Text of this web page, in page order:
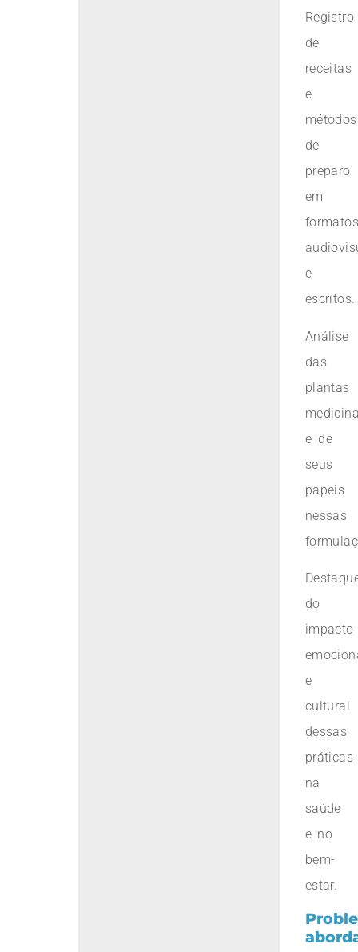
Registro
de
receitas
e
métodos
de
preparo
em
formatos
e
escritos.
Análise
das
plantas
e de
seus
papéis
nessas
do
impacto
e
cultural
dessas
práticas
na
saúde
e no
bem-
estar.